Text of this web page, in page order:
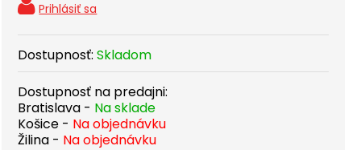
Dostupnosť: Skladom
Dostupnosť na predajni:
Bratislava - Na sklade
Košice - Na objednávku
Žilina - Na objednávku